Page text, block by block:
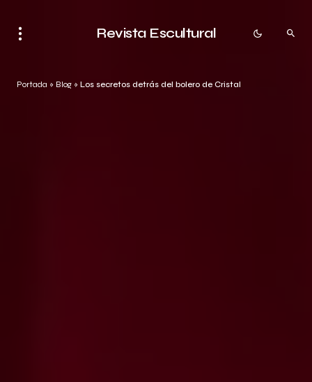
Revista Escultural
Portada » Blog » Los secretos detrás del bolero de Cristal